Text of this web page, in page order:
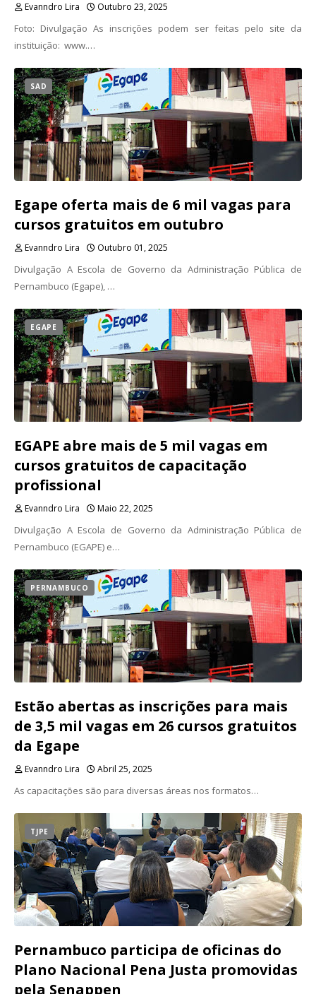
Evanndro Lira Outubro 23, 2025
Foto: Divulgação As inscrições podem ser feitas pelo site da
instituição: www.…
SAD
Egape oferta mais de 6 mil vagas para
cursos gratuitos em outubro
Evanndro Lira Outubro 01, 2025
Divulgação A Escola de Governo da Administração Pública de
Pernambuco (Egape), …
EGAPE
EGAPE abre mais de 5 mil vagas em
cursos gratuitos de capacitação
profissional
Evanndro Lira Maio 22, 2025
Divulgação A Escola de Governo da Administração Pública de
Pernambuco (EGAPE) e…
PERNAMBUCO
Estão abertas as inscrições para mais
de 3,5 mil vagas em 26 cursos gratuitos
da Egape
Evanndro Lira Abril 25, 2025
As capacitações são para diversas áreas nos formatos…
TJPE
Pernambuco participa de oficinas do
Plano Nacional Pena Justa promovidas
pela Senappen